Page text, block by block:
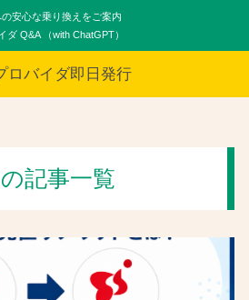
安心な乗り換えをご案内
ダ Q&A （with ChatGPT）
ロバイダ即日発行
記事一覧